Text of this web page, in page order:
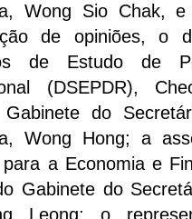
Wong Sio Chak, e
de opiniões, o
de Estudo de
(DSEPDR),
do
Wong Hong; a
a Economia e
Gabinete do
Leong; o